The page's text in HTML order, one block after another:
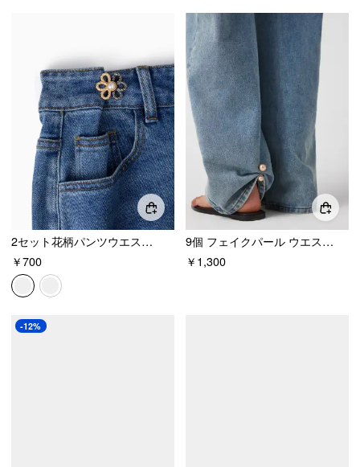
2セット花柄パンツウエストタイトナー
￥700
9個 フェイクパール ウエスト調整 バックル
￥1,300
-12%